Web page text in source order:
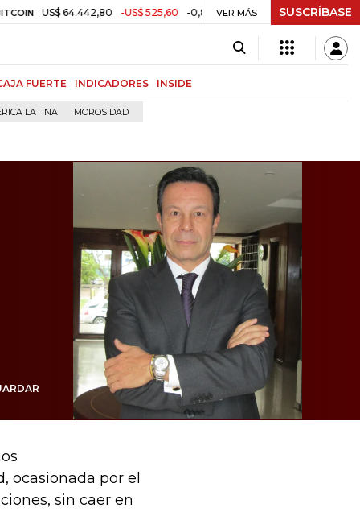
64.442,80 -US$ 525,60 -0,81% TRM $ 3.157,43 -$ 21,97 -0,69%
VER MÁS SUSCRÍBASE
FUERTE INDICADORES INSIDE
LATINA MOROSIDAD
ocasionada por el
sin caer en